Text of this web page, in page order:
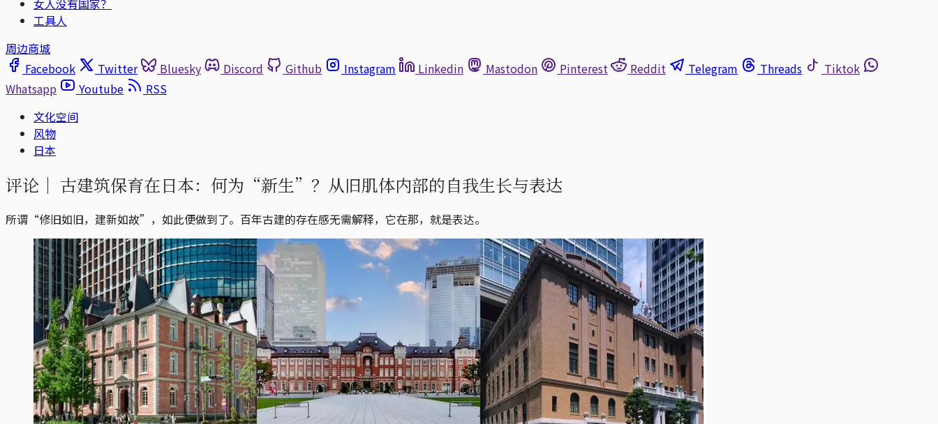
女人没有国家？
工具人
周边商城
Facebook
Twitter Bluesky Discord Github Instagram Linkedin Mastodon Pinterest Reddit Telegram Threads
Tiktok
Whatsapp
Youtube
RSS
文化空间
风物
日本
评论｜ 古建筑保育在日本：何为“新生”？从旧肌体内部的自我生长与表达
所谓“修旧如旧，建新如故”，如此便做到了。百年古建的存在感无需解释，它在那，就是表达。